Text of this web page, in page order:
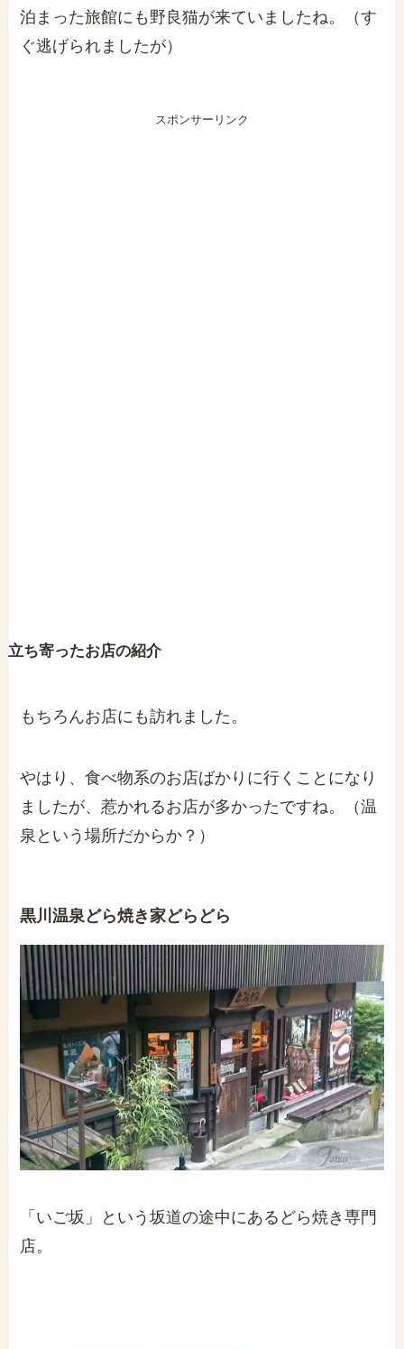
泊まった旅館にも野良猫が来ていましたね。（す
ぐ逃げられましたが）
スポンサーリンク
立ち寄ったお店の紹介
もちろんお店にも訪れました。
やはり、食べ物系のお店ばかりに行くことになり
ましたが、惹かれるお店が多かったですね。（温
泉という場所だからか？）
黒川温泉どら焼き家どらどら
「いご坂」という坂道の途中にあるどら焼き専門
店。